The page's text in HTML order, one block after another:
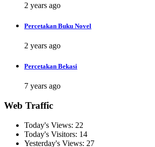
2 years ago
Percetakan Buku Novel
2 years ago
Percetakan Bekasi
7 years ago
Web Traffic
Today's Views: 22
Today's Visitors: 14
Yesterday's Views: 27